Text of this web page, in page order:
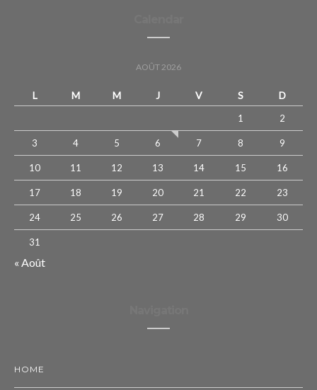
AOÛT 2026
L M M J V S D
1 2
3 4 5 6 7 8 9
10 11 12 13 14 15 16
17 18 19 20 21 22 23
24 25 26 27 28 29 30
31
« Août
HOME